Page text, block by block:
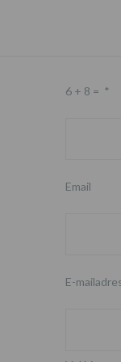
6 + 8 = *
Email
E-